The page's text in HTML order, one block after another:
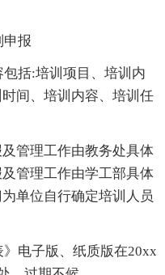
申报
括:培训项目、培训内
间、培训内容、培训任
管理工作由教务处具体
管理工作由学工部具体
单位自行确定培训人员
》电子版、纸质版在20xx